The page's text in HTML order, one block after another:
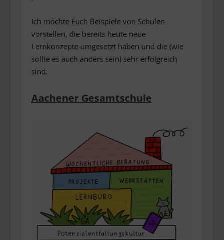
Ich möchte Euch Beispiele von Schulen
vorstellen, die bereits heute neue
Lernkonzepte umgesetzt haben und die (wie
sollte es auch anders sein) sehr erfolgreich
sind.
Aachener Gesamtschule